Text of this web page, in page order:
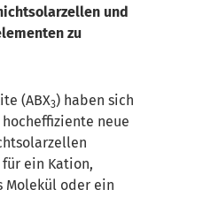
und
zu
(ABX3) haben sich
neue
für ein Kation,
Molekül oder ein